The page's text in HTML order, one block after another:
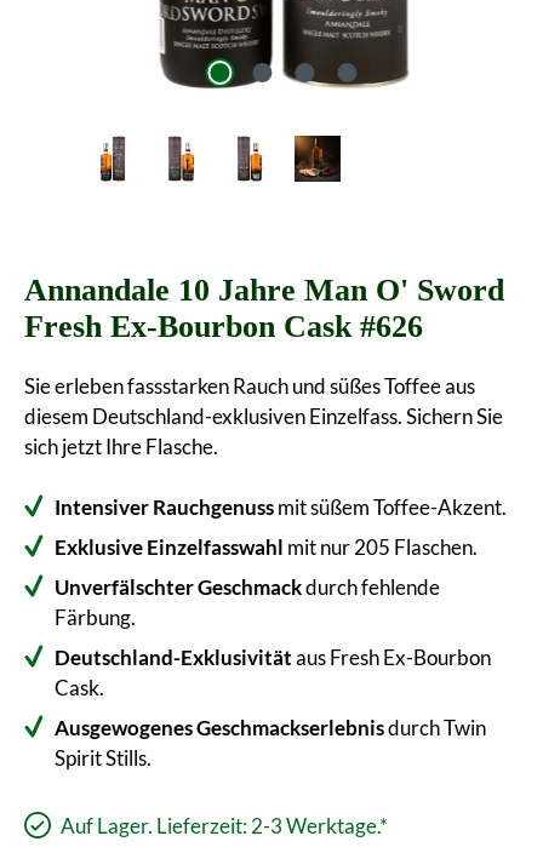
Annandale 10 Jahre Man O' Sword
Fresh Ex-Bourbon Cask #626
Sie erleben fassstarken Rauch und süßes Toffee aus
diesem Deutschland-exklusiven Einzelfass. Sichern Sie
sich jetzt Ihre Flasche.
Intensiver Rauchgenussmit süßem Toffee-Akzent.
Exklusive Einzelfasswahl mit nur 205 Flaschen.
Unverfälschter Geschmackdurch fehlende
Färbung.
Deutschland-Exklusivitätaus Fresh Ex-Bourbon
Cask.
Ausgewogenes Geschmackserlebnisdurch Twin
Spirit Stills.
Auf Lager. Lieferzeit: 2-3 Werktage.*